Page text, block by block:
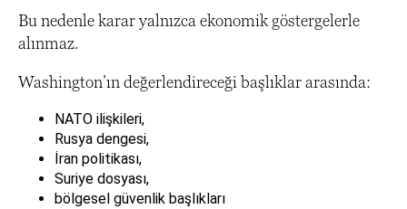
Bu nedenle karar yalnızca ekonomik göstergelerle
alınmaz.
Washington’ın değerlendireceği başlıklar arasında:
NATO ilişkileri,
Rusya dengesi,
İran politikası,
Suriye dosyası,
bölgesel güvenlik başlıkları